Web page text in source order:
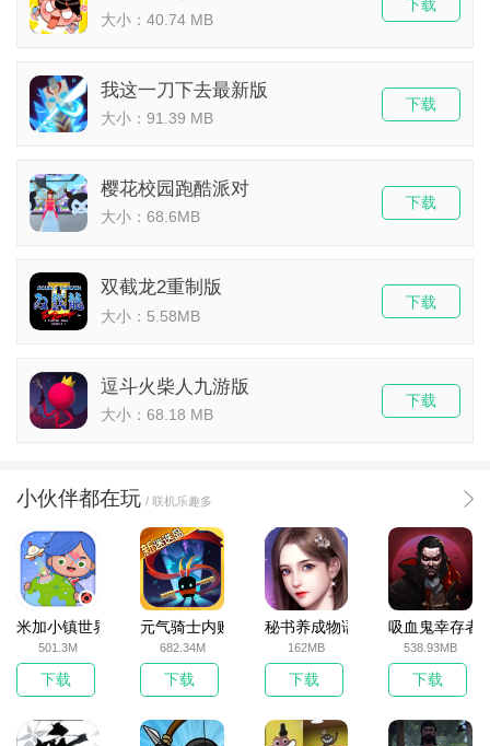
大小：40.74 MB
下载
我这一刀下去最新版
大小：91.39 MB
下载
樱花校园跑酷派对
大小：68.6MB
下载
双截龙2重制版
大小：5.58MB
下载
逗斗火柴人九游版
大小：68.18 MB
下载
小伙伴都在玩 / 联机乐趣多
米加小镇世界2025官方版
501.3M
下载
元气骑士内购破解版
682.34M
下载
秘书养成物语
162MB
下载
吸血鬼幸存者
538.93MB
下载